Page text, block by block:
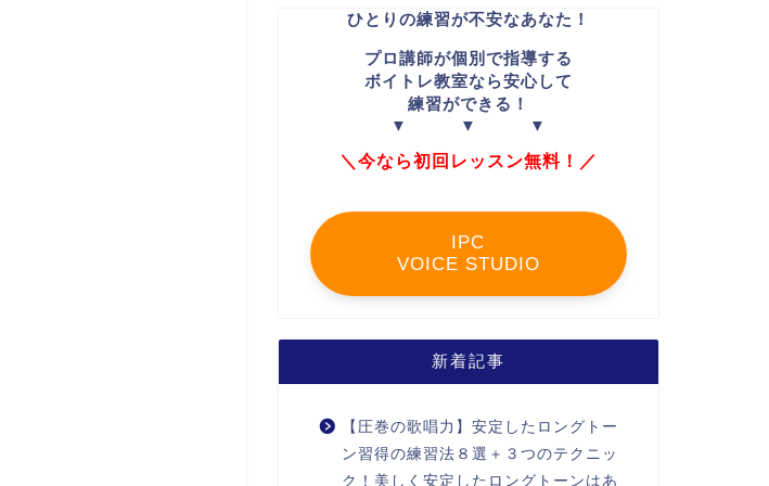
ひとりの練習が不安なあなた！
プロ講師が個別で指導する
ボイトレ教室なら安心して
練習ができる！
▼ ▼ ▼
＼今なら初回レッスン無料！／
IPC
VOICE STUDIO
新着記事
【圧巻の歌唱力】安定したロングトー
ン習得の練習法８選＋３つのテクニッ
ク！美しく安定したロングトーンはあ